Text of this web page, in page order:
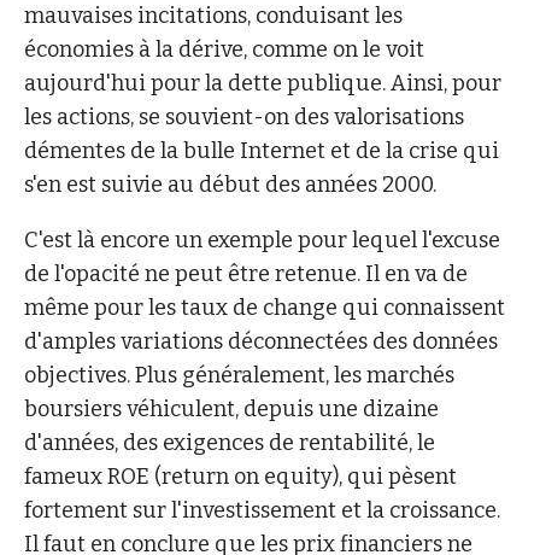
mauvaises incitations, conduisant les
économies à la dérive, comme on le voit
aujourd'hui pour la dette publique. Ainsi, pour
les actions, se souvient-on des valorisations
démentes de la bulle Internet et de la crise qui
s'en est suivie au début des années 2000.
C'est là encore un exemple pour lequel l'excuse
de l'opacité ne peut être retenue. Il en va de
même pour les taux de change qui connaissent
d'amples variations déconnectées des données
objectives. Plus généralement, les marchés
boursiers véhiculent, depuis une dizaine
d'années, des exigences de rentabilité, le
fameux ROE (return on equity), qui pèsent
fortement sur l'investissement et la croissance.
Il faut en conclure que les prix financiers ne